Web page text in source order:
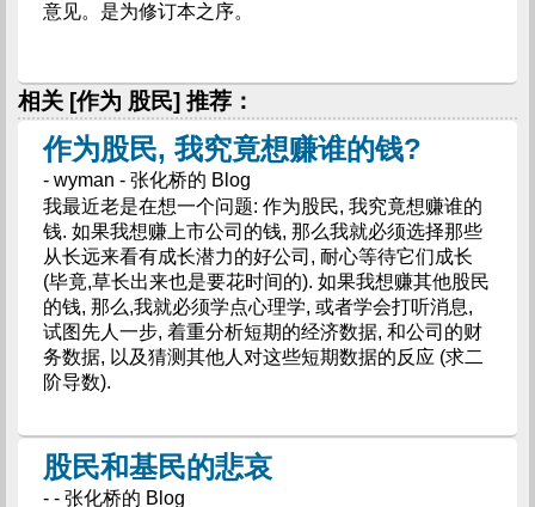
意见。是为修订本之序。
相关 [作为 股民] 推荐：
作为股民, 我究竟想赚谁的钱?
- wyman - 张化桥的 Blog
我最近老是在想一个问题: 作为股民, 我究竟想赚谁的
钱. 如果我想赚上市公司的钱, 那么我就必须选择那些
从长远来看有成长潜力的好公司, 耐心等待它们成长
(毕竟,草长出来也是要花时间的). 如果我想赚其他股民
的钱, 那么,我就必须学点心理学, 或者学会打听消息,
试图先人一步, 着重分析短期的经济数据, 和公司的财
务数据, 以及猜测其他人对这些短期数据的反应 (求二
阶导数).
股民和基民的悲哀
- - 张化桥的 Blog